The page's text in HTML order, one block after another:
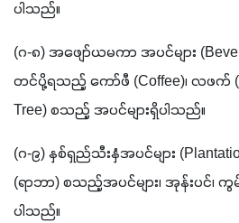
ပါသည်။
(ဂ-၈) အဖျော်ယမကာ အပင်များ
တင်ပို့ရသည့် ကော်ဖီ (Coffee)၊ လဖက်
Tree) စသည့် အပင်များရှိပါသည်။
(ဂ-၉) နှစ်ရှည်သီးနှံအပင်များ
(ရာဘာ) စသည့်အပင်များ၊ အုန်းပင်
ပါသည်။